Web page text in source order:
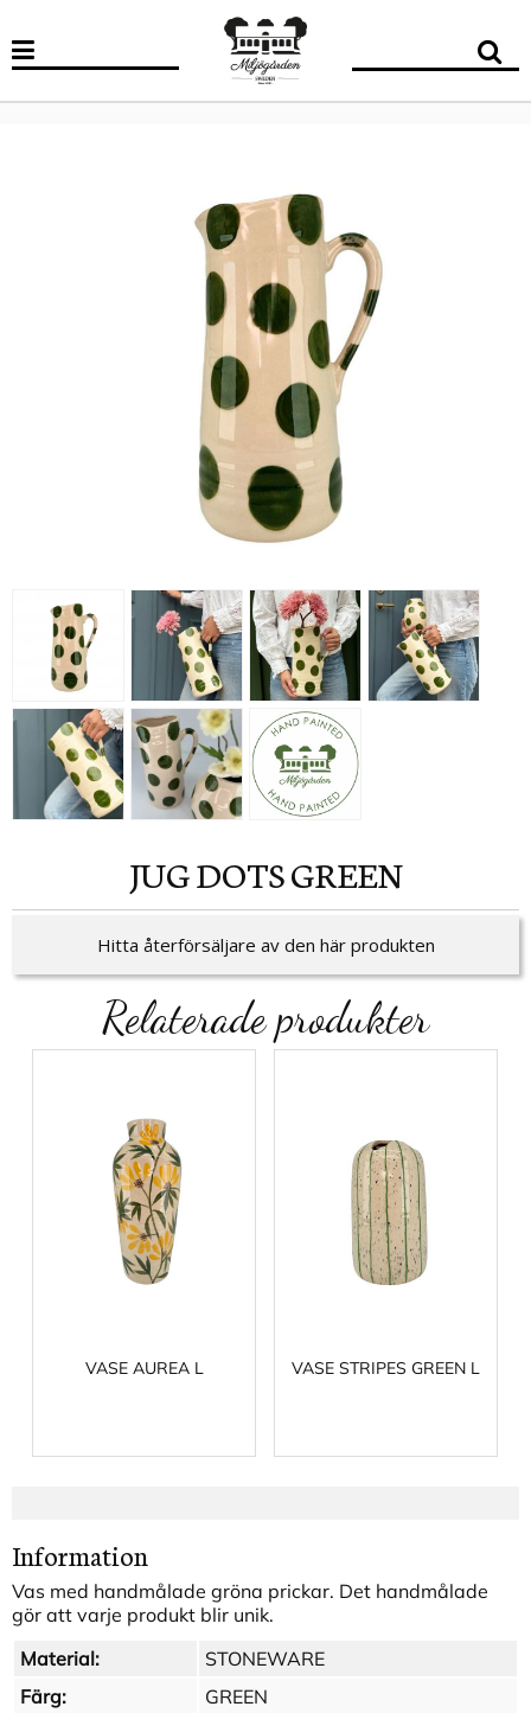
JUG DOTS GREEN
Hitta återförsäljare av den här produkten
Relaterade produkter
VASE AUREA L VASE STRIPES GREEN L
Information
Vas med handmålade gröna prickar. Det handmålade
gör att varje produkt blir unik.
Material:
STONEWARE
Färg:
GREEN